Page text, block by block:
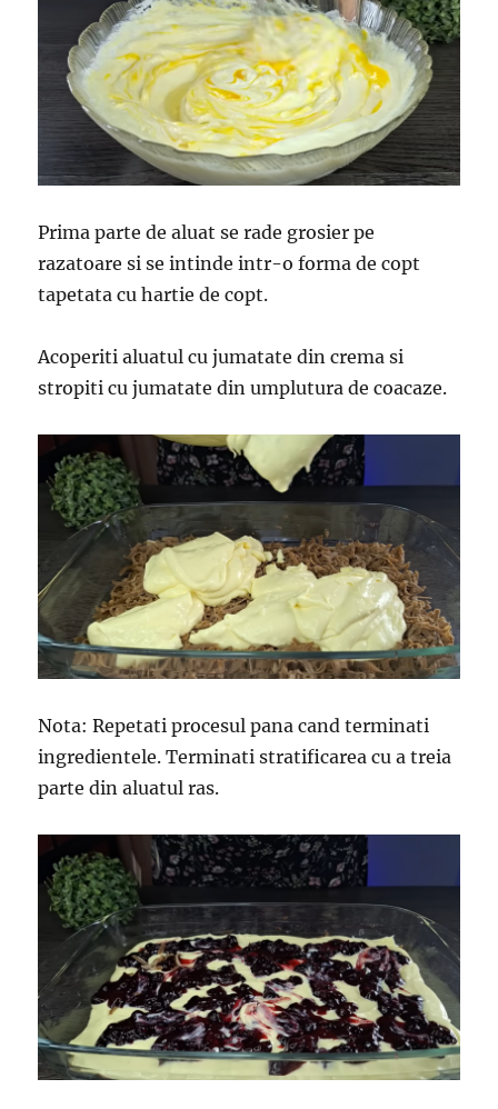
Prima parte de aluat se rade grosier pe
razatoare si se intinde intr-o forma de copt
tapetata cu hartie de copt.
Acoperiti aluatul cu jumatate din crema si
stropiti cu jumatate din umplutura de coacaze.
Nota: Repetati procesul pana cand terminati
ingredientele. Terminati stratificarea cu a treia
parte din aluatul ras.